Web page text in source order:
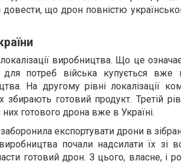
що дрон повністю
виробництва. Що це
потреб війська купується вже
На другому рівні локалізації
готовий продукт. Третій
готового дрона вже в Україні.
експортувати дрони в
почали надсилати їх зі
готовий дрон. З цього, власне, і